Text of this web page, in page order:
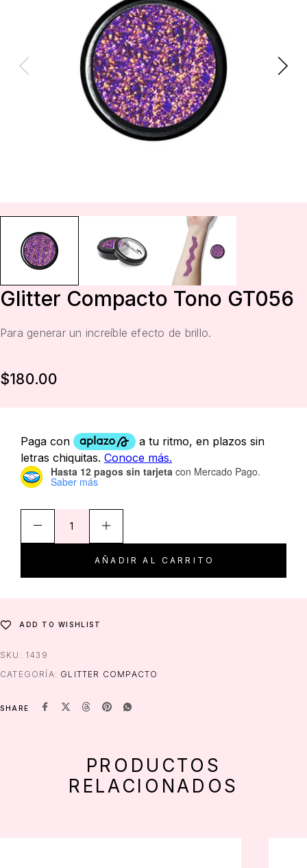
Glitter Compacto Tono GT056
Para generar un increíble efecto de brillo.
$180.00
Hasta 12 pagos sin tarjeta con Mercado Pago.
Saber más
AÑADIR AL CARRITO
ADD TO WISHLIST
SKU: 1439
CATEGORÍA: GLITTER COMPACTO
SHARE
PRODUCTOS
RELACIONADOS